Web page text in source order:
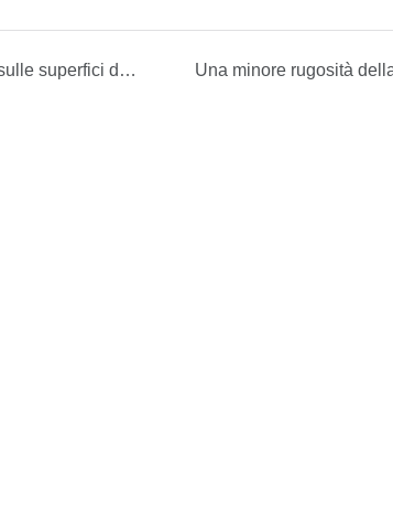
Effetti di graffi/rientranze sulle superfici di tenuta: perdite ed eccentricità